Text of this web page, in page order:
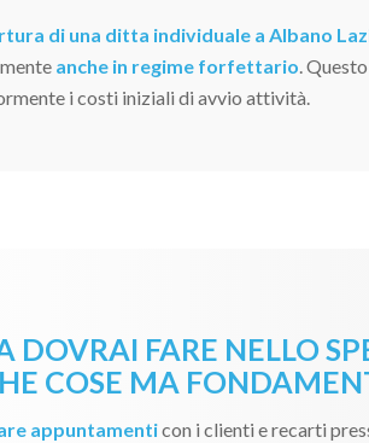
di una ditta individuale a Albano
anche in regime forfettario .
i costi iniziali di avvio attività.
DOVRAI FARE NELLO
COSE MA
appuntamenticon i clienti e recarti